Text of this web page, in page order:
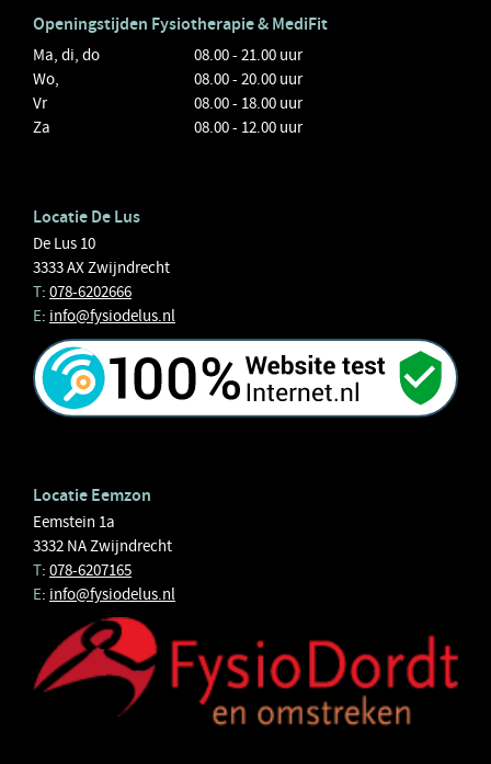
Openingstijden Fysiotherapie& MediFit
Ma, di, do
08.00 - 21.00 uur
Wo,
08.00 - 20.00 uur
Vr
08.00 - 18.00 uur
Za
08.00 - 12.00 uur
Locatie De Lus
De Lus 10
3333 AX Zwijndrecht
T: 078-6202666
E: info@fysiodelus.nl
Locatie Eemzon
Eemstein 1a
3332 NA Zwijndrecht
T: 078-6207165
E: info@fysiodelus.nl